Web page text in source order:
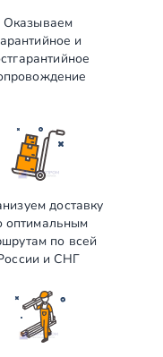
Оказываем
и
доставку
оптимальным
по всей
и СНГ